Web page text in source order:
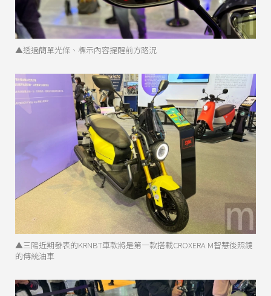
▲透過簡單光條、標示內容提醒前方路況
▲三陽近期發表的KRNBT車款將是第一款搭載CROXERA M智慧後照鏡
的傳統油車